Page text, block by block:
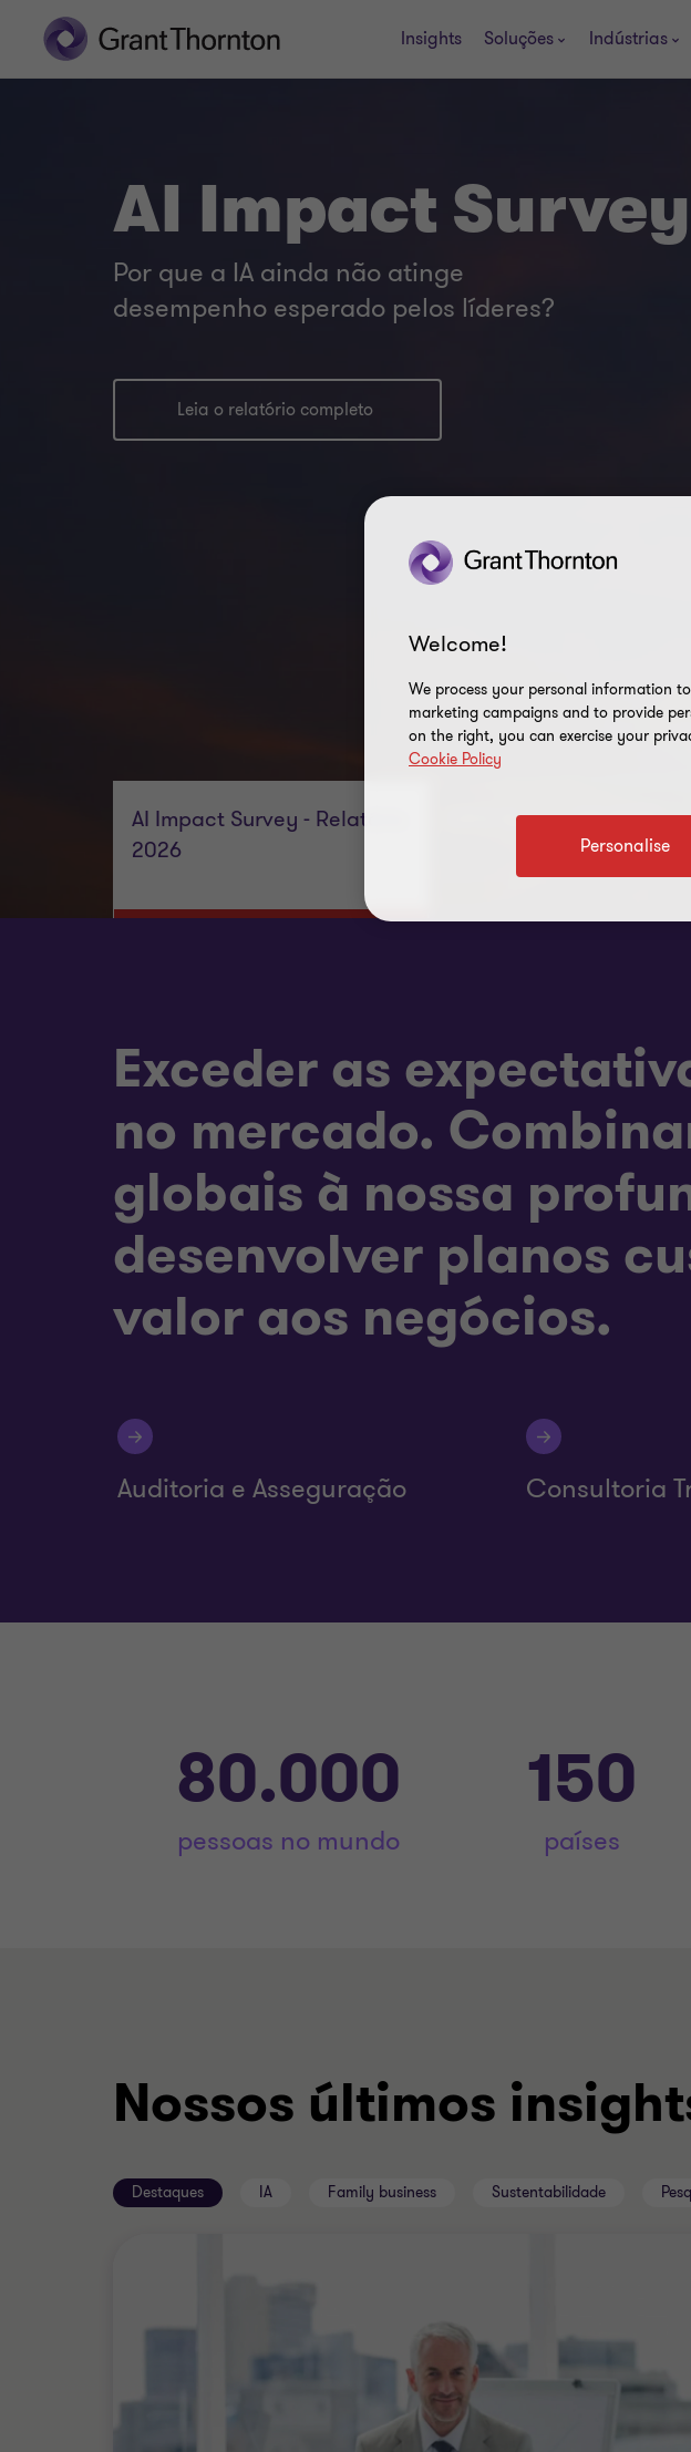
Insights Soluções Indústrias
AI Impact Survey
Por que a IA ainda não atinge
desempenho esperado pelos líderes?
Leia o relatório completo
AI Impact Survey - Relatório
2026
CFO Survey Q2 2026
Exceder as
no mercado.
globais à nossa
desenvolver planos
valor aos negócios.
Auditoria e Asseguração Consultoria
80.000
pessoas no mundo
150
países
Nossos últimos
Destaques IA Family business Sustentabilidade
Welcome!
We process your personal information
marketing campaigns and to provide
on the right, you can exercise your
Cookie Policy
Personalise